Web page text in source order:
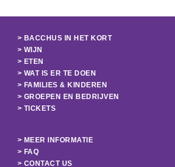
> BACCHUS IN HET KORT
> WIJN
> ETEN
> WAT IS ER TE DOEN
> FAMILIES & KINDEREN
> GROEPEN EN BEDRIJVEN
> TICKETS
> MEER INFORMATIE
> FAQ
> CONTACT US